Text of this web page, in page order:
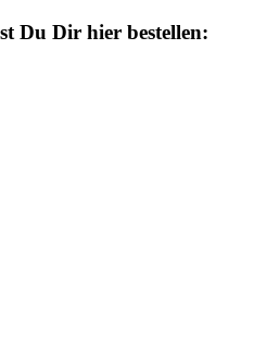
Du Dir hier bestellen: